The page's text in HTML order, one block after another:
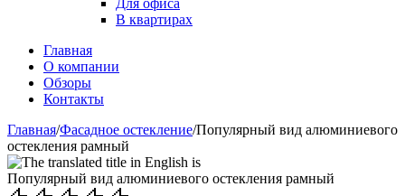
Для офиса
В квартирах
Главная
О компании
Обзоры
Контакты
Главная/Фасадное остекление/Популярный вид алюминиевого
остекления рамный
Популярный вид алюминиевого остекления рамный